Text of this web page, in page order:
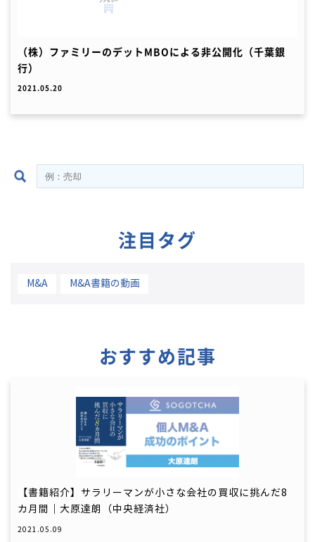
（株）ファミリーのデットMBOによる非公開化（千葉銀
行）
2021.05.20
注目タグ
M&A M&A書籍の動画
おすすめ記事
【書籍紹介】サラリーマンが小さな会社の買収に挑んだ8
カ月間｜大原達朗（中央経済社）
2021.05.09